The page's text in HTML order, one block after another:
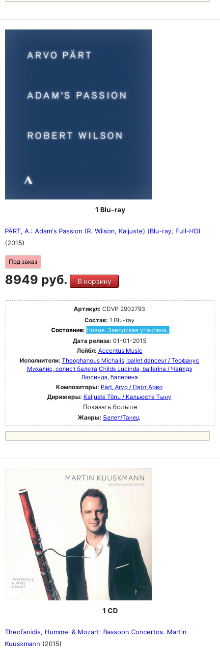
1 Blu-ray
PÄRT, A.: Adam's Passion (R. Wilson, Kaljuste) (Blu-ray, Full-HD)
(2015)
Под заказ
8949 руб. В корзину
Артикул: CDVP 2902793
Состав: 1 Blu-ray
Состояние: Новое. Заводская упаковка.
Дата релиза: 01-01-2015
Лейбл: Accentus Music
Исполнители: Theophanous Michalis, ballet danceur / Теофанус
Михалис, солист балета Childs Lucinda, ballerina / Чайлдз
Люсинда, балерина
Композиторы: Pärt, Arvo / Пярт Арво
Дирижеры: Kaljuste Tõnu / Кальюсте Тыну
Показать больше
Жанры: Балет/Танец
1 CD
Theofanidis, Hummel & Mozart: Bassoon Concertos. Martin
Kuuskmann (2015)